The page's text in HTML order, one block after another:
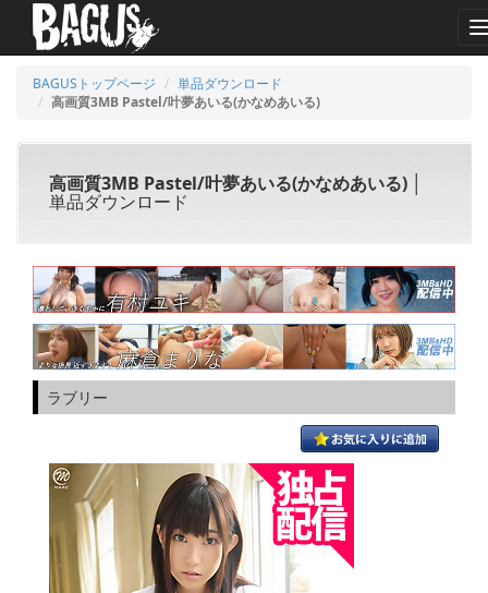
BAGUSトップページ
単品ダウンロード
高画質3MB Pastel/叶夢あいる(かなめあいる)
高画質3MB Pastel/叶夢あいる(かなめあいる)
単品ダウンロード
ラブリー